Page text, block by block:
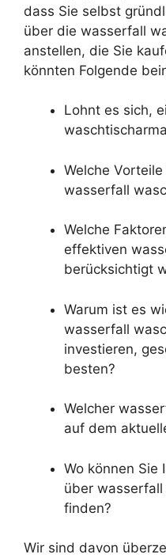
dass Sie selbst
über die wasserfall
anstellen, die Sie
könnten Folgende
Lohnt es sich,
Welche
wasserfall
Welche
effektiven
berücksichtigt
Warum ist es
wasserfall
investieren,
besten?
Welcher
auf dem
Wo können Sie
über
finden?
Wir sind davon